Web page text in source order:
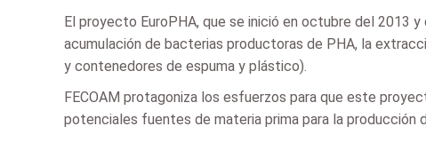
El proyecto EuroPHA, que se inició en octubre del 2013
acumulación de bacterias productoras de PHA, la
y contenedores de espuma y plástico).
FECOAM protagoniza los esfuerzos para que este
potenciales fuentes de materia prima para la